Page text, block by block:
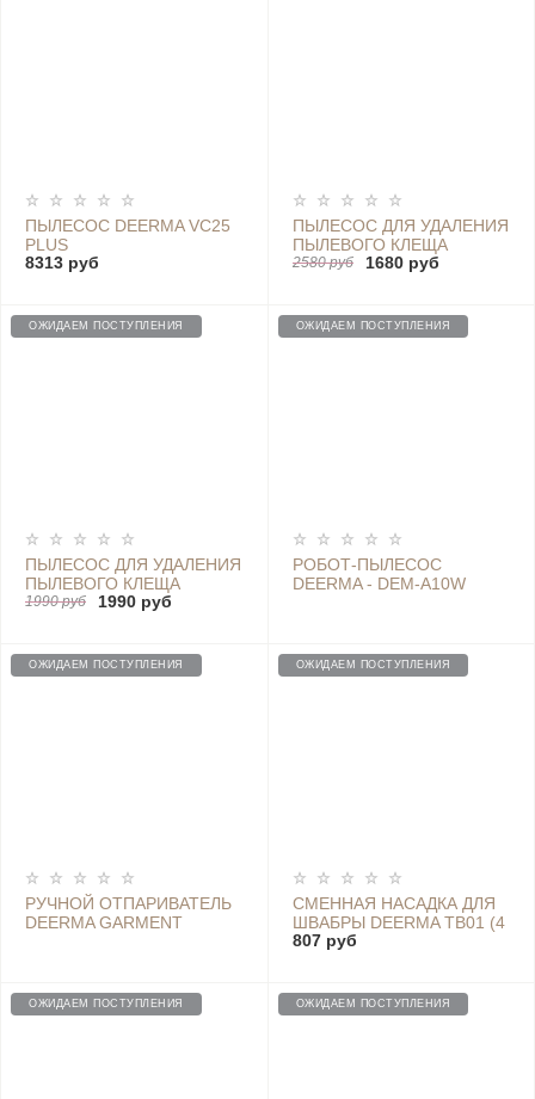
ПЫЛЕСОС DEERMA VC25
PLUS
8313 руб
ПЫЛЕСОС ДЛЯ УДАЛЕНИЯ
ПЫЛЕВОГО КЛЕЩА
DEERMA CM800 MITES
2580 руб 1680 руб
ОЖИДАЕМ ПОСТУПЛЕНИЯ
ПЫЛЕСОС ДЛЯ УДАЛЕНИЯ
ПЫЛЕВОГО КЛЕЩА
DEERMA WIRELESS LIGHT
1990 руб 1990 руб
ОЖИДАЕМ ПОСТУПЛЕНИЯ
РОБОТ-ПЫЛЕСОС
DEERMA - DEM-A10W
ОЖИДАЕМ ПОСТУПЛЕНИЯ
РУЧНОЙ ОТПАРИВАТЕЛЬ
DEERMA GARMENT
ОЖИДАЕМ ПОСТУПЛЕНИЯ
СМЕННАЯ НАСАДКА ДЛЯ
ШВАБРЫ DEERMA TB01 (4
ШТ)
807 руб
ОЖИДАЕМ ПОСТУПЛЕНИЯ ОЖИДАЕМ ПОСТУПЛЕНИЯ